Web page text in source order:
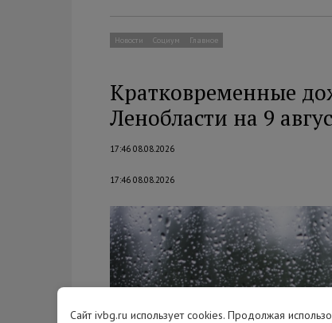
Новости Социум Главное
Кратковременные
Ленобласти на 9
17:46 08.08.2026
17:46 08.08.2026
Сайт ivbg.ru использует cookies. Продолжая